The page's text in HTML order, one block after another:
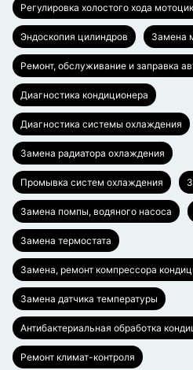
Регулировка холостого хода
Эндоскопия цилиндров Замена
Ремонт, обслуживание и заправка
Диагностика кондиционера
Диагностика системы охлаждения
Замена радиатора охлаждения
Промывка систем охлаждения
Замена помпы, водяного насоса
Замена термостата
Замена, ремонт компрессора
Замена датчика температуры
Антибактериальная обработка
Ремонт климат-контроля